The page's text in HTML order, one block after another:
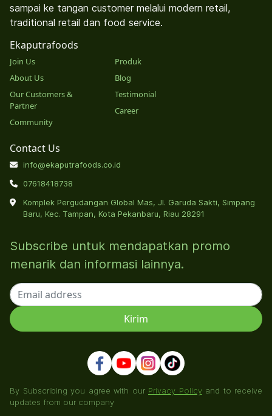
sampai ke tangan customer melalui modern retail,
traditional retail dan food service.
Ekaputrafoods
Join Us
About Us
Our Customers &
Partner
Community
Produk
Blog
Testimonial
Career
Contact Us
info@ekaputrafoods.co.id
07618418738
Komplek Pergudangan Global Mas, Jl. Garuda Sakti, Simpang
Baru, Kec. Tampan, Kota Pekanbaru, Riau 28291
Subscribe untuk mendapatkan promo
menarik dan informasi lainnya.
By Subscribing you agree with our Privacy Policyand to receive
updates from our company